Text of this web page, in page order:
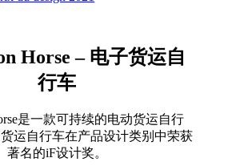
Horse – 电子货运自
行车
是一款可持续的电动货运自行
运自行车在产品设计类别中荣获
著名的iF设计奖。